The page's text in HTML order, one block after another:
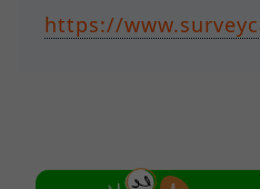
https://